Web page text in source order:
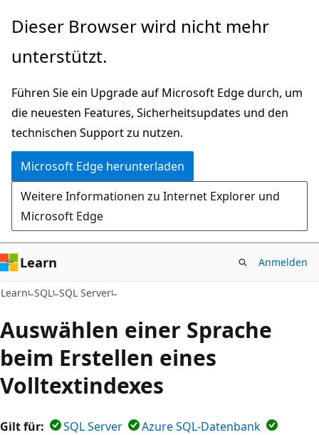
Zu
wechseln
Dieser Browser wird nicht mehr
unterstützt.
Führen Sie ein Upgrade auf Microsoft Edge durch, um
die neuesten Features, Sicherheitsupdates und den
technischen Support zu nutzen.
Microsoft Edge herunterladen
Weitere Informationen zu Internet Explorer und
Microsoft Edge
Learn Anmelden
Learn SQL SQL Server
Auswählen einer Sprache
beim Erstellen eines
Volltextindexes
Gilt für: SQL Server
Azure SQL-Datenbank